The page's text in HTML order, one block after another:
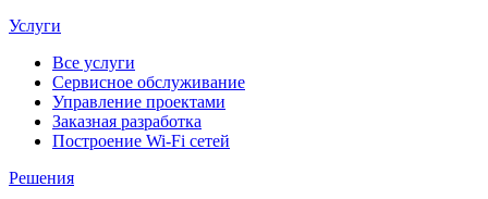
Услуги
Все услуги
Сервисное обслуживание
Управление проектами
Заказная разработка
Построение Wi-Fi сетей
Решения